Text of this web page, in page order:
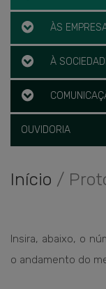
ÀS
À
OUVIDORIA
Início
Insira, abaixo, o
o andamento do